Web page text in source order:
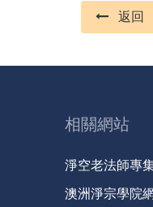
返回
相關網站
淨空老法師專
澳洲淨宗學院網